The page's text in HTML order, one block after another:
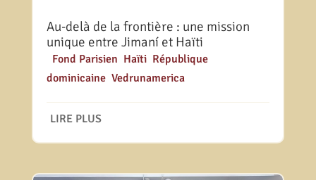
Au-delà de la frontière : une mission
unique entre Jimaní et Haïti
Fond Parisien Haïti, République
dominicaine, Vedrunamerica
LIRE PLUS